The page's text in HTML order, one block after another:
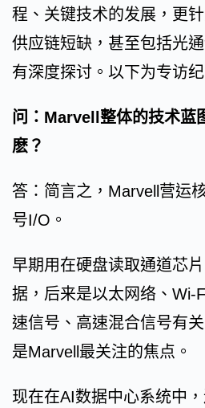
程、关键技术的发展，更
供应链短缺，甚至包括光
有深度探讨。以下为专访纪
问：Marvell整体的技术蓝
麽？
答：简言之，Marvell营运
号I/O。
早期用在硬盘读取通道芯
据，后来是以太网络、Wi-
速信号、高速混合信号有
是Marvell最关注的焦点。
现在在AI数据中心系统中